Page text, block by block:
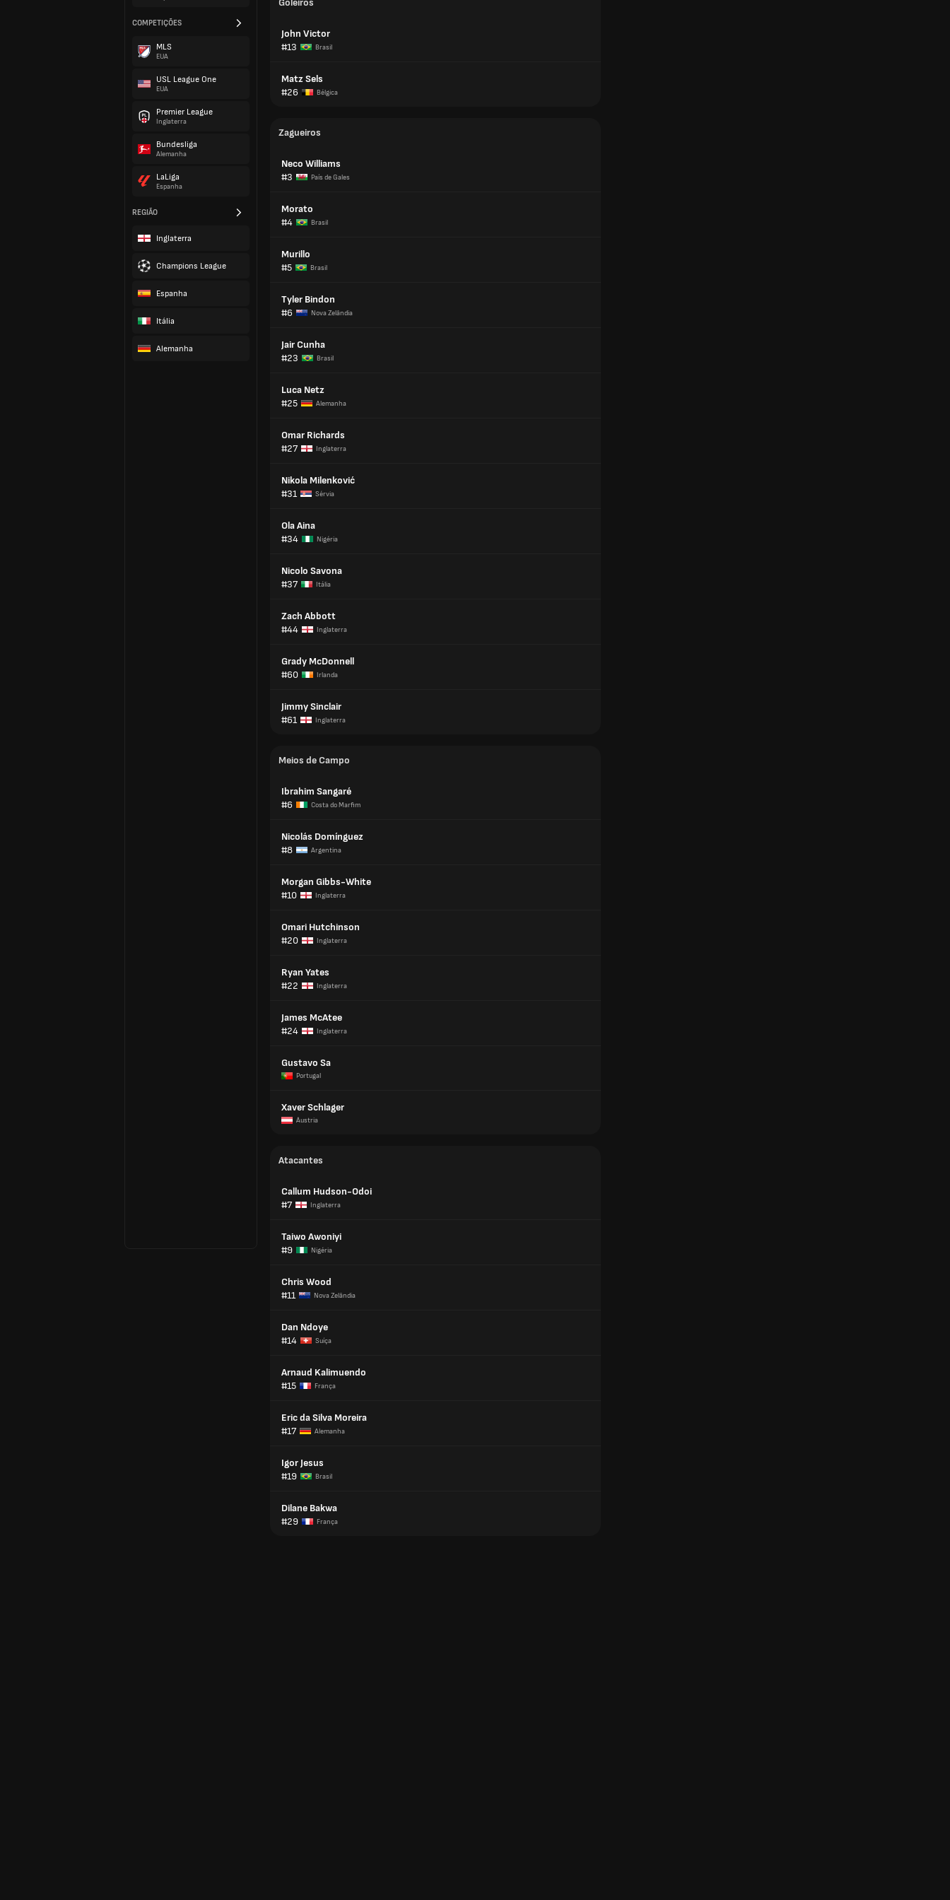
COMPETIÇÕES
MLS
EUA
USL League One
EUA
Premier League
Inglaterra
Bundesliga
Alemanha
LaLiga
Espanha
REGIÃO
Inglaterra
Champions League
Espanha
Itália
Alemanha
Goleiros
John Victor
#13
Brasil
Matz Sels
#26
Bélgica
Zagueiros
Neco Williams
#3
País de Gales
Morato
#4
Brasil
Murillo
#5
Brasil
Tyler Bindon
#6
Nova Zelândia
Jair Cunha
#23
Brasil
Luca Netz
#25
Alemanha
Omar Richards
#27
Inglaterra
Nikola Milenković
#31
Sérvia
Ola Aina
#34
Nigéria
Nicolo Savona
#37
Itália
Zach Abbott
#44
Inglaterra
Grady McDonnell
#60
Irlanda
Jimmy Sinclair
#61
Inglaterra
Meios de Campo
Ibrahim Sangaré
#6
Costa do Marfim
Nicolás Domínguez
#8
Argentina
Morgan Gibbs-White
#10
Inglaterra
Omari Hutchinson
#20
Inglaterra
Ryan Yates
#22
Inglaterra
James McAtee
#24
Inglaterra
Gustavo Sa
Portugal
Xaver Schlager
Áustria
Atacantes
Callum Hudson-Odoi
#7
Inglaterra
Taiwo Awoniyi
#9
Nigéria
Chris Wood
#11
Nova Zelândia
Dan Ndoye
#14
Suíça
Arnaud Kalimuendo
#15
França
Eric da Silva Moreira
#17
Alemanha
Igor Jesus
#19
Brasil
Dilane Bakwa
#29
França